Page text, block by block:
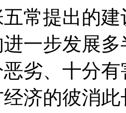
常提出的
一步发展
劣、十分
济的彼消